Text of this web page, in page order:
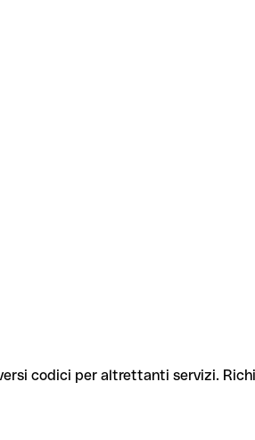
codici per altrettanti servizi.